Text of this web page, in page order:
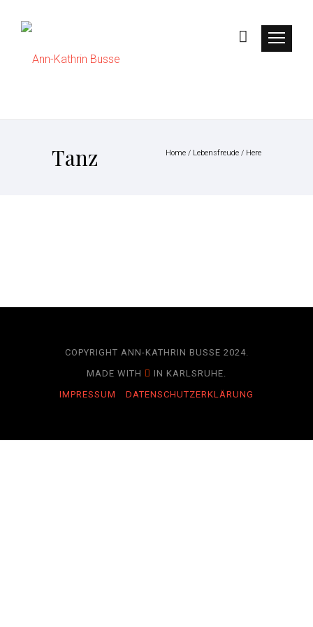
Tanz Home / Lebensfreude / Here
COPYRIGHT ANN-KATHRIN BUSSE 2024.
MADE WITH
IN KARLSRUHE.
IMPRESSUM
DATENSCHUTZERKLÄRUNG